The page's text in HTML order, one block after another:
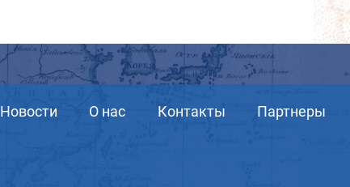
Новости О нас Контакты Партнеры